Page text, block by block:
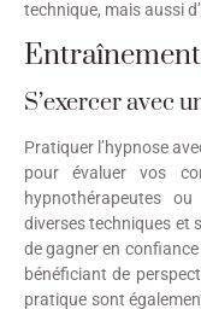
technique, mais aussi
S’exercer avec
Pratiquer l’hypnose
pour évaluer vos
hypnothérapeutes
diverses techniques et
de gagner en
bénéficiant de
pratique sont